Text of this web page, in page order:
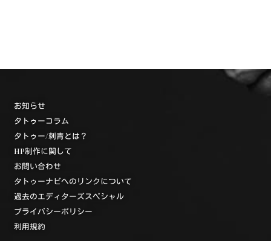
お知らせ
タトゥーコラム
タトゥー/刺青とは？
HP制作に関して
お問い合わせ
タトゥーナビへのリンクについて
過去のエディターズスペシャル
プライバシーポリシー
利用規約